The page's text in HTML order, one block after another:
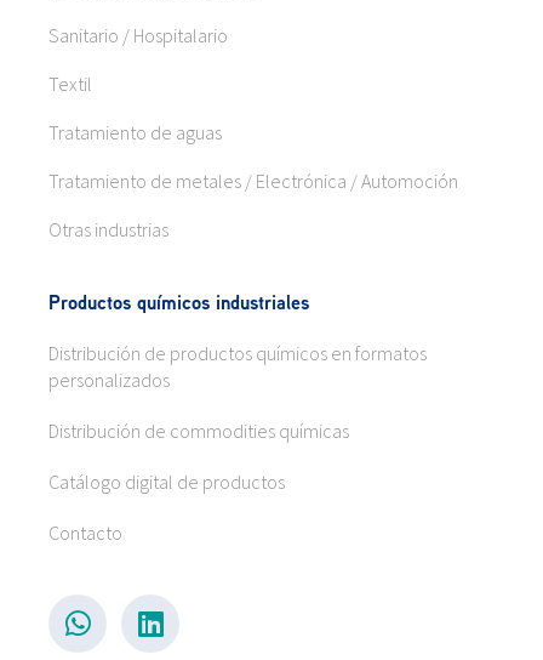
Sanitario / Hospitalario
Textil
Tratamiento de aguas
Tratamiento de metales / Electrónica / Automoción
Otras industrias
Productos químicos industriales
Distribución de productos químicos en formatos
personalizados
Distribución de commodities químicas
Catálogo digital de productos
Contacto